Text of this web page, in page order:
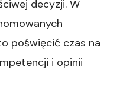
decyzji. W
poświęcić czas na
i opinii